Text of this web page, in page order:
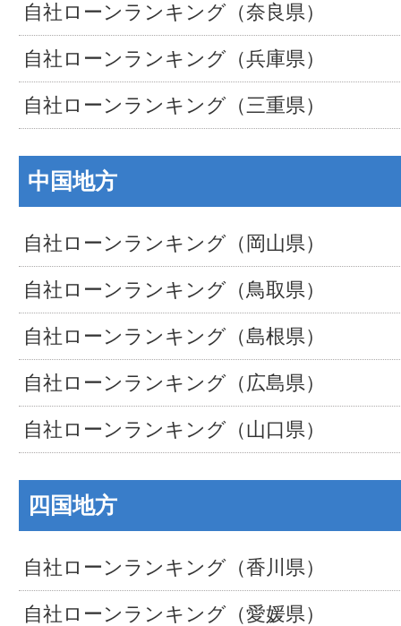
自社ローンランキング（奈良県）
自社ローンランキング（兵庫県）
自社ローンランキング（三重県）
中国地方
自社ローンランキング（岡山県）
自社ローンランキング（鳥取県）
自社ローンランキング（島根県）
自社ローンランキング（広島県）
自社ローンランキング（山口県）
四国地方
自社ローンランキング（香川県）
自社ローンランキング（愛媛県）